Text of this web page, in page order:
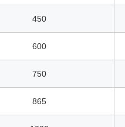
450
600
750
865